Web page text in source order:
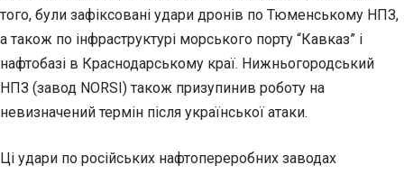
того, були зафіксовані удари дронів по Тюменському НПЗ,
а також по інфраструктурі морського порту “Кавказ” і
нафтобазі в Краснодарському краї. Нижньогородський
НПЗ (завод NORSI) також призупинив роботу на
невизначений термін після української атаки.
Ці удари по російських нафтопереробних заводах